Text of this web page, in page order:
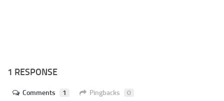
1 RESPONSE
Comments 1 Pingbacks 0